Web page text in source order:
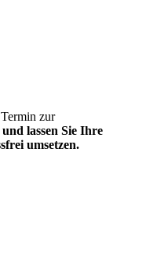
zur
lassen Sie Ihre
umsetzen.